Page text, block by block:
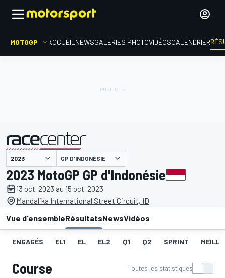
MOTOGP ACCUEIL NEWSGALERIES PHOTOVIDÉOSCALENDRIER
présenté par GP D'INDONÉSIE
2023 MotoGP GP d'Indonésie
13 oct. 2023 au 15 oct. 2023
Mandalika International Street Circuit, ID
Vue d'ensembleRésultatsNewsVidéos
ENGAGÉS EL1 EL EL2 Q1 Q2 SPRINT
Course Toutes les statistiques